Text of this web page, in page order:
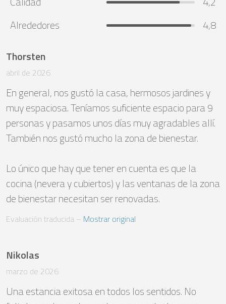
Alrededores
4,8
Thorsten
abril de 2026
En general, nos gustó la casa, hermosos jardines y
muy espaciosa. Teníamos suficiente espacio para 9
personas y pasamos unos días muy agradables allí.
También nos gustó mucho la zona de bienestar.
Lo único que hay que tener en cuenta es que la
cocina (nevera y cubiertos) y las ventanas de la zona
de bienestar necesitan ser renovadas.
Evaluación traducida – Mostrar original
Nikolas
marzo de 2026
Una estancia exitosa en todos los sentidos. No